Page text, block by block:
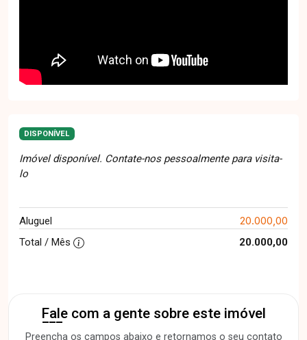
DISPONÍVEL
Imóvel disponível. Contate-nos pessoalmente para visita-
lo
Aluguel 20.000,00
Total / Mês 20.000,00
Fale com a gente sobre este imóvel
Preencha os campos abaixo e retornamos o seu contato